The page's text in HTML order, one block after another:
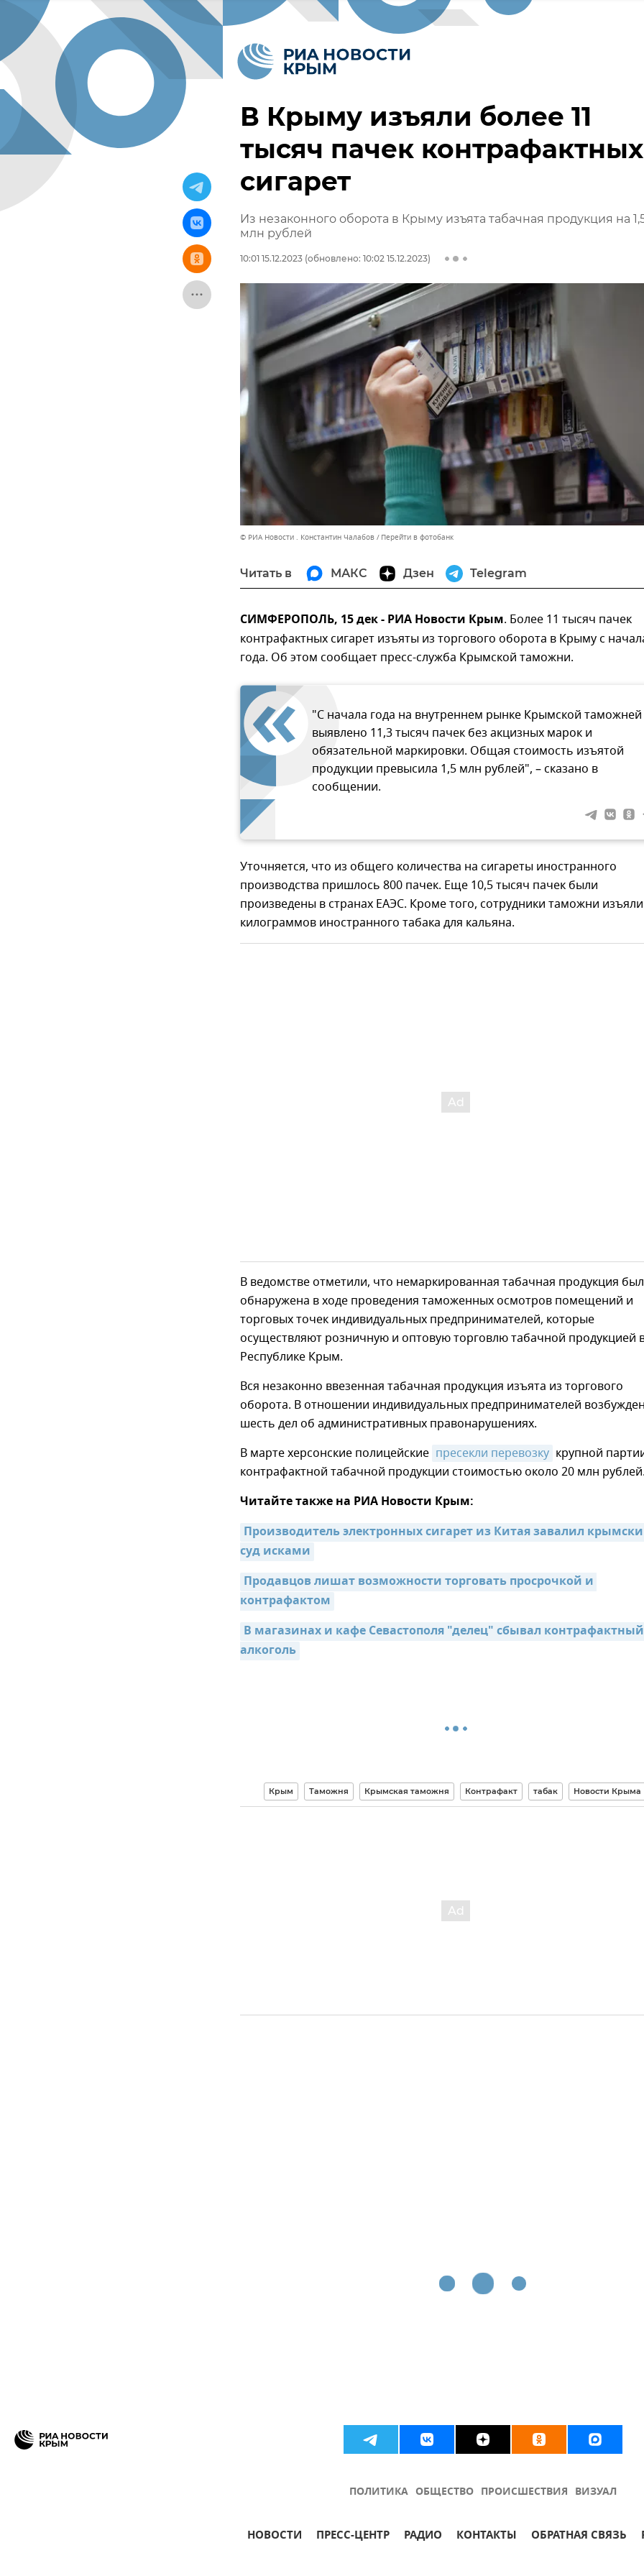
В Крыму изъяли более 11
тысяч пачек контрафактных
сигарет
Из незаконного оборота в Крыму изъята табачная продукция на
млн рублей
10:01 15.12.2023 (обновлено: 10:02 15.12.2023)
© РИА Новости . Константин Чалабов Перейти в фотобанк
Читать в МАКС Дзен Telegram
СИМФЕРОПОЛЬ, 15 дек - РИА Новости Крым. Более 11 тысяч пачек
контрафактных сигарет изъяты из торгового оборота в Крыму с
года. Об этом сообщает пресс-служба Крымской таможни.
"С начала года на внутреннем рынке Крымской таможней
выявлено 11,3 тысяч пачек без акцизных марок и
обязательной маркировки. Общая стоимость изъятой
продукции превысила 1,5 млн рублей", – сказано в
сообщении.
Уточняется, что из общего количества на сигареты иностранного
производства пришлось 800 пачек. Еще 10,5 тысяч пачек были
произведены в странах ЕАЭС. Кроме того, сотрудники таможни
килограммов иностранного табака для кальяна.
В ведомстве отметили, что немаркированная табачная продукция
обнаружена в ходе проведения таможенных осмотров помещений и
торговых точек индивидуальных предпринимателей, которые
осуществляют розничную и оптовую торговлю табачной продукцией
Республике Крым.
Вся незаконно ввезенная табачная продукция изъята из торгового
оборота. В отношении индивидуальных предпринимателей
шесть дел об административных правонарушениях.
В марте херсонские полицейские пресекли перевозку крупной
контрафактной табачной продукции стоимостью около 20 млн
Читайте также на РИА Новости Крым:
Производитель электронных сигарет из Китая завалил
суд исками
Продавцов лишат возможности торговать просрочкой и
контрафактом
В магазинах и кафе Севастополя "делец" сбывал контрафактный
алкоголь
Крым Таможня Крымская таможня Контрафакт табак Новости Крыма
ПОЛИТИКА ОБЩЕСТВО ПРОИСШЕСТВИЯ ВИЗУАЛ
НОВОСТИ ПРЕСС-ЦЕНТР РАДИО КОНТАКТЫ ОБРАТНАЯ СВЯЗЬ